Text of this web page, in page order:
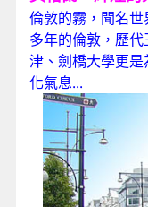
倫敦的霧，聞名
多年的倫敦，歷
津、劍橋大學更
化氣息...